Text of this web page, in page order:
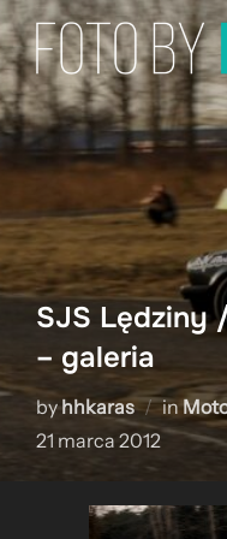
Skip
to
content
SJS Lędziny
– galeria
byhhkaras in
21 marca 2012